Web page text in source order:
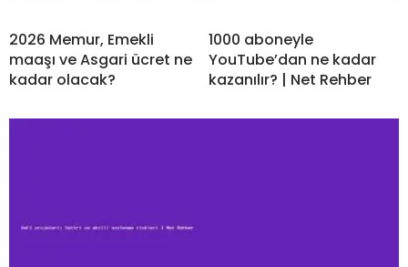
2026 Memur, Emekli
maaşı ve Asgari ücret ne
kadar olacak?
1000 aboneyle
YouTube’dan ne kadar
kazanılır? | Net Rehber